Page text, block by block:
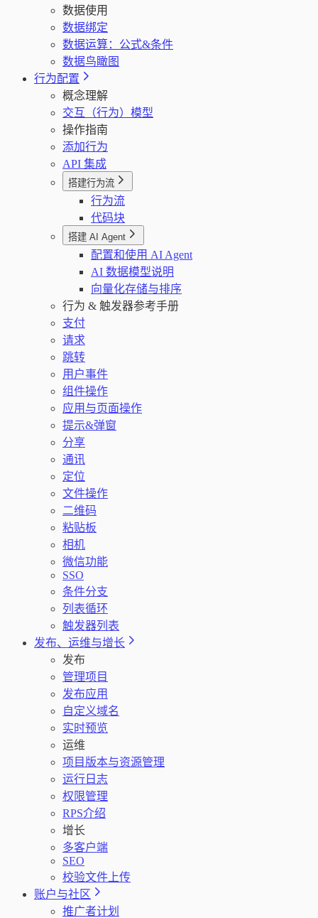
数据使用
数据绑定
数据运算：公式&条件
数据鸟瞰图
行为配置
概念理解
交互（行为）模型
操作指南
添加行为
API 集成
搭建行为流
行为流
代码块
搭建 AI Agent
配置和使用 AI Agent
AI 数据模型说明
向量化存储与排序
行为 & 触发器参考手册
支付
请求
跳转
用户事件
组件操作
应用与页面操作
提示&弹窗
分享
通讯
定位
文件操作
二维码
粘贴板
相机
微信功能
SSO
条件分支
列表循环
触发器列表
发布、运维与增长
发布
管理项目
发布应用
自定义域名
实时预览
运维
项目版本与资源管理
运行日志
权限管理
RPS介绍
增长
多客户端
SEO
校验文件上传
账户与社区
推广者计划